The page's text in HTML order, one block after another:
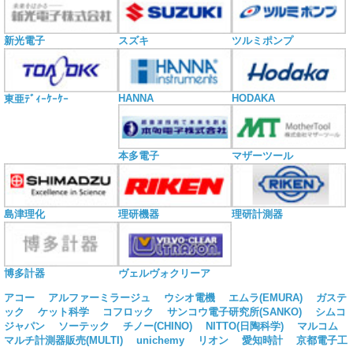
新光電子 スズキ ツルミポンプ
東亜ﾃﾞｨｰｹｰｹｰ HANNA HODAKA
本多電子 マザーツール
島津理化 理研機器 理研計測器
博多計器 ヴェルヴォクリーア
アコー アルファーミラージュ ウシオ電機 エムラ(EMURA)
ガステ
ック
ケット科学 コフロック サンコウ電子研究所(SANKO)
シムコ
ジャパン
ソーテック チノー(CHINO) NITTO(日陶科学)
マルコム
マルチ計測器販売(MULTI)
unichemy リオン 愛知時計
京都電子工